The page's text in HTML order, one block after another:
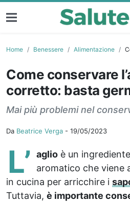
Home Benessere Alimentazione
Come conservare
corretto: basta
Mai più problemi nel
Da Beatrice Verga - 19/05/2023
L’ aglio è un
aromatico che viene
in cucina per arricchire i
Tuttavia, è importante